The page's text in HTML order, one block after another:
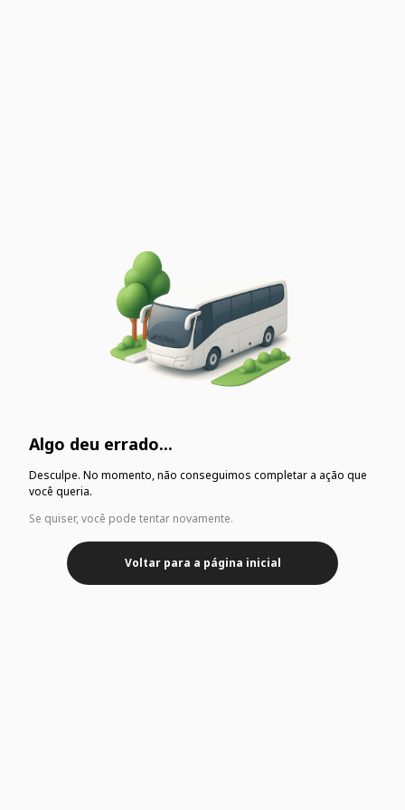
Algo deu errado...
Desculpe. No momento, não conseguimos completar a ação que
você queria.
Se quiser, você pode tentar novamente.
Voltar para a página inicial